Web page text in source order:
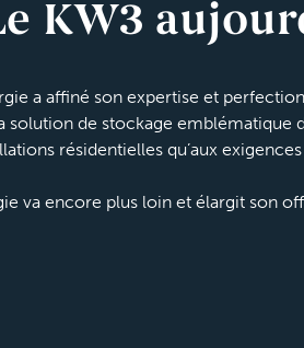
KW3
a affiné son expertise et
de stockage emblématique
résidentielles qu’aux
va encore plus loin et élargit son